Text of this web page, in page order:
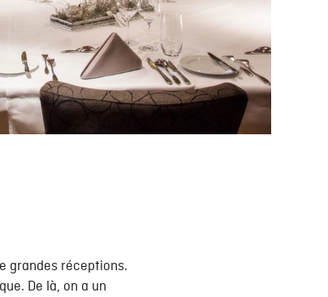
grandes réceptions.
De là, on a un